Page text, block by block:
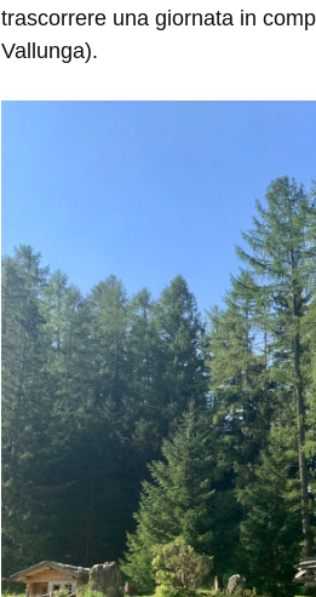
trascorrere una giornata in
Vallunga).